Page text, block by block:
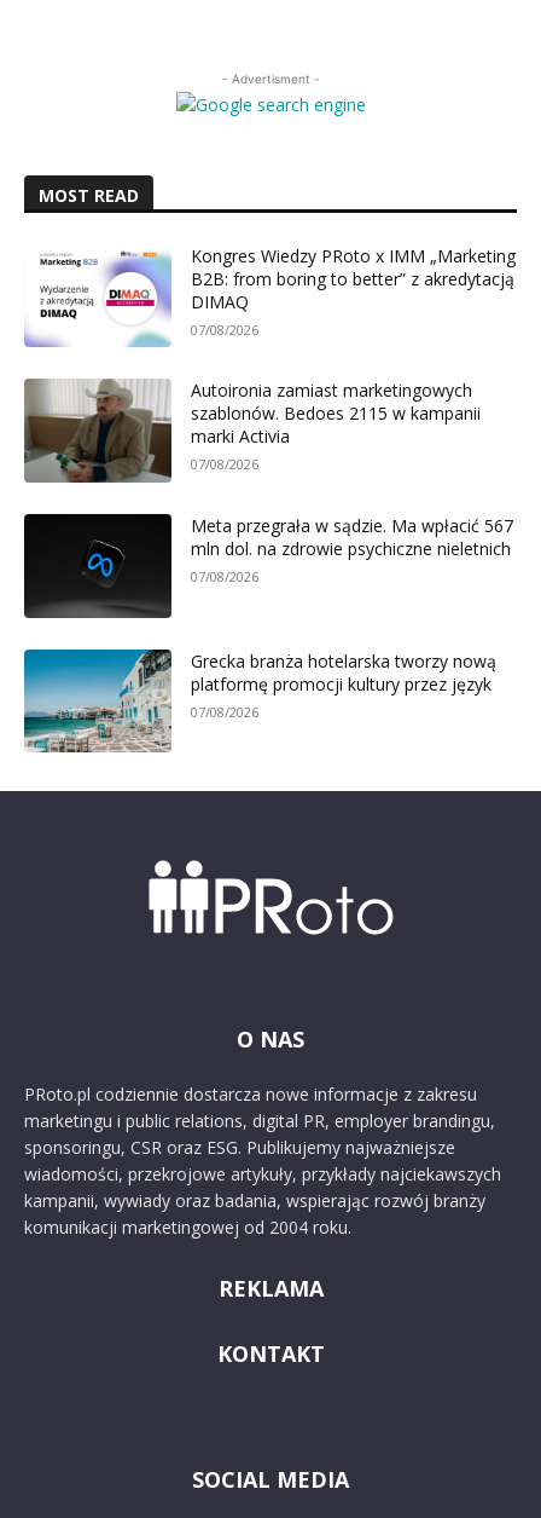
- Advertisment -
MOST READ
Kongres Wiedzy PRoto x IMM „Marketing
B2B: from boring to better” z akredytacją
DIMAQ
07/08/2026
Autoironia zamiast marketingowych
szablonów. Bedoes 2115 w kampanii
marki Activia
07/08/2026
Meta przegrała w sądzie. Ma wpłacić 567
mln dol. na zdrowie psychiczne nieletnich
07/08/2026
Grecka branża hotelarska tworzy nową
platformę promocji kultury przez język
07/08/2026
O NAS
PRoto.pl codziennie dostarcza nowe informacje z zakresu
marketingu i public relations, digital PR, employer brandingu,
sponsoringu, CSR oraz ESG. Publikujemy najważniejsze
wiadomości, przekrojowe artykuły, przykłady najciekawszych
kampanii, wywiady oraz badania, wspierając rozwój branży
komunikacji marketingowej od 2004 roku.
REKLAMA
KONTAKT
SOCIAL MEDIA